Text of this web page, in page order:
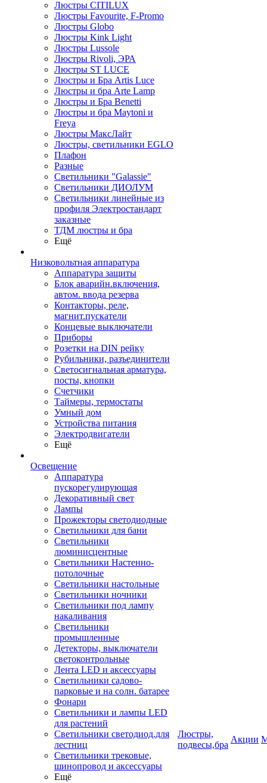
Люстры CITILUX
Люстры Favourite, F-Promo
Люстры Globo
Люстры Kink Light
Люстры Lussole
Люстры Rivoli, ЭРА
Люстры ST LUCE
Люстры и Бра Artis Luce
Люстры и бра Arte Lamp
Люстры и Бра Benetti
Люстры и бра Maytoni и
Freya
Люстры МаксЛайт
Люстры, светильники EGLO
Плафон
Разные
Светильники "Galassie"
Светильники ДИОЛУМ
Светильники линейные из
профиля Электростандарт
заказные
ТДМ люстры и бра
Ещё
Низковольтная аппаратура
Аппаратура защиты
Блок аварийн.включения,
автом. ввода резерва
Контакторы, реле,
магнит.пускатели
Концевые выключатели
Приборы
Розетки на DIN рейку
Рубильники, разъединители
Светосигнальная арматура,
посты, кнопки
Счетчики
Таймеры, термостаты
Умный дом
Устройства питания
Электродвигатели
Ещё
Освещение
Аппаратура
пускорегулирующая
Декоративный свет
Лампы
Прожекторы светодиодные
Светильники для бани
Светильники
люминисцентные
Светильники Настенно-
потолочные
Светильники настольные
Светильники ночники
Светильники под лампу
накаливания
Светильники
промышленные
Детекторы, выключатели
светоконтрольные
Лента LED и аксессуары
Светильники садово-
парковые и на солн. батарее
Фонари
Светильники и лампы LED
для растений
Светильники светодиод.для
лестниц
Светильники трековые,
шинопровод и аксессуары
Ещё
Люстры,
подвесы,бра
Акции